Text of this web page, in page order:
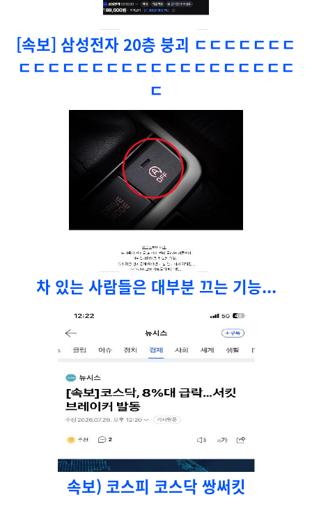
[속보] 삼성전자 20층 붕괴 ㄷㄷㄷㄷㄷㄷㄷ
ㄷㄷㄷㄷㄷㄷㄷㄷㄷㄷㄷㄷㄷㄷㄷㄷㄷㄷㄷ
ㄷ
차 있는 사람들은 대부분 끄는 기능...
속보) 코스피 코스닥 쌍써킷